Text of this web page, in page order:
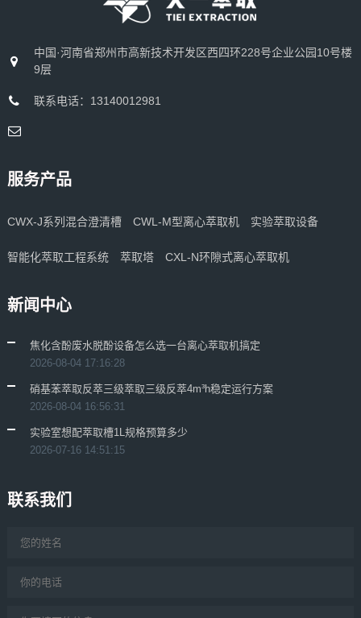
中国·河南省郑州市高新技术开发区西四环228号企业公园10号楼
9层
联系电话：13140012981
服务产品
CWX-J系列混合澄清槽 CWL-M型离心萃取机 实验萃取设备
智能化萃取工程系统 萃取塔 CXL-N环隙式离心萃取机
新闻中心
焦化含酚废水脱酚设备怎么选一台离心萃取机搞定
2026-08-04 17:16:28
硝基苯萃取反萃三级萃取三级反萃4m³h稳定运行方案
2026-08-04 16:56:31
实验室想配萃取槽1L规格预算多少
2026-07-16 14:51:15
联系我们